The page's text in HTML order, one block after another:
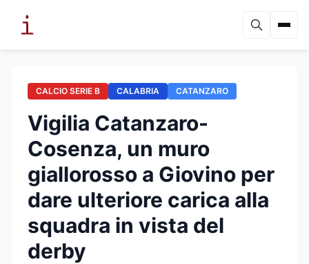
CALCIO SERIE B CALABRIA CATANZARO
Vigilia Catanzaro-
Cosenza, un muro
giallorosso a Giovino per
dare ulteriore carica alla
squadra in vista del
derby